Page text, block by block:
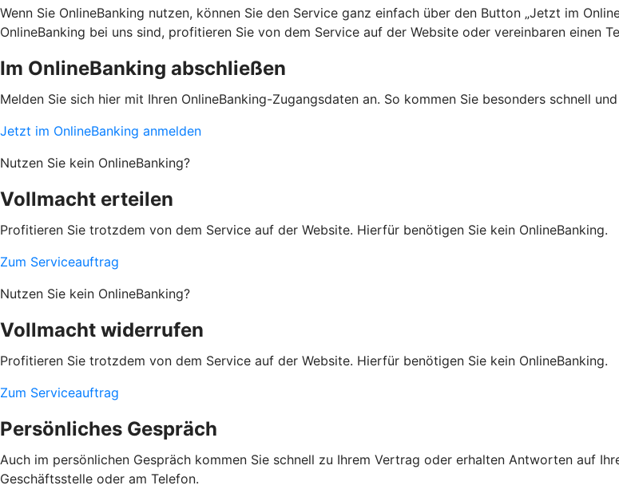
Wenn Sie OnlineBanking nutzen, können Sie den Service ganz einfach über den Button „Jetzt im
OnlineBanking bei uns sind, profitieren Sie von dem Service auf der Website oder vereinbaren einen
Im OnlineBanking abschließen
Melden Sie sich hier mit Ihren OnlineBanking-Zugangsdaten an. So kommen Sie besonders schnell
Jetzt im OnlineBanking anmelden
Nutzen Sie kein OnlineBanking?
Vollmacht erteilen
Profitieren Sie trotzdem von dem Service auf der Website. Hierfür benötigen Sie kein OnlineBanking.
Zum Serviceauftrag
Nutzen Sie kein OnlineBanking?
Vollmacht widerrufen
Profitieren Sie trotzdem von dem Service auf der Website. Hierfür benötigen Sie kein OnlineBanking.
Zum Serviceauftrag
Persönliches Gespräch
Auch im persönlichen Gespräch kommen Sie schnell zu Ihrem Vertrag oder erhalten Antworten auf
Geschäftsstelle oder am Telefon.